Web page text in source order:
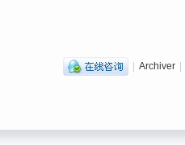
| Archiver |